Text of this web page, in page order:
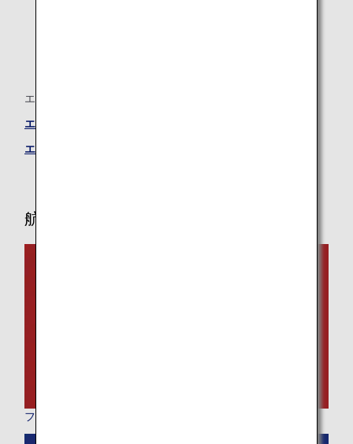
エアバスA320neo
エアバスA320neo ―ビジネスクラスシート
エアバスA320neo ―エコノミークラスシート
航空機および機内サービスに関する情報
ファーストクラス